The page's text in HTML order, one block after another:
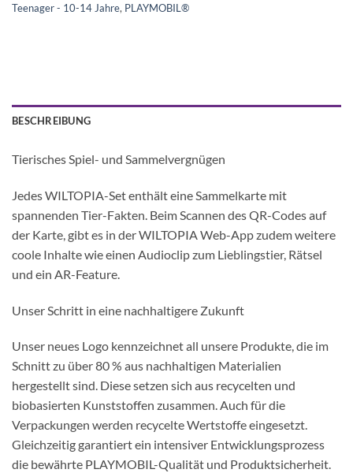
Teenager - 10-14 Jahre, PLAYMOBIL®
BESCHREIBUNG
Tierisches Spiel- und Sammelvergnügen
Jedes WILTOPIA-Set enthält eine Sammelkarte mit
spannenden Tier-Fakten. Beim Scannen des QR-Codes auf
der Karte, gibt es in der WILTOPIA Web-App zudem weitere
coole Inhalte wie einen Audioclip zum Lieblingstier, Rätsel
und ein AR-Feature.
Unser Schritt in eine nachhaltigere Zukunft
Unser neues Logo kennzeichnet all unsere Produkte, die im
Schnitt zu über 80 % aus nachhaltigen Materialien
hergestellt sind. Diese setzen sich aus recycelten und
biobasierten Kunststoffen zusammen. Auch für die
Verpackungen werden recycelte Wertstoffe eingesetzt.
Gleichzeitig garantiert ein intensiver Entwicklungsprozess
die bewährte PLAYMOBIL-Qualität und Produktsicherheit.